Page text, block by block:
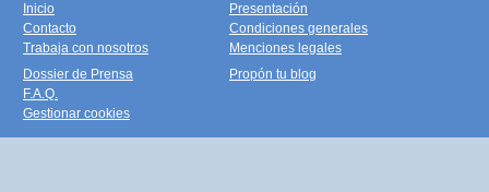
Inicio
Contacto
Trabaja con nosotros
Presentación
Condiciones generales
Menciones legales
Dossier de Prensa
F.A.Q.
Gestionar cookies
Propón tu blog